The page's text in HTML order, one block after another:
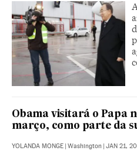
Obama visitará o Papa
março, como parte da
YOLANDA MONGE | Washington | JAN 21,